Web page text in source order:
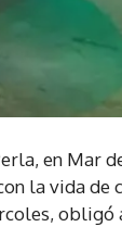
en Mar
la vida de
obligó